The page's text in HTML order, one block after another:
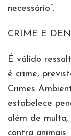
necessário”.
CRIME E
É válido
é crime,
Crimes
estabelece
além de
contra animais.